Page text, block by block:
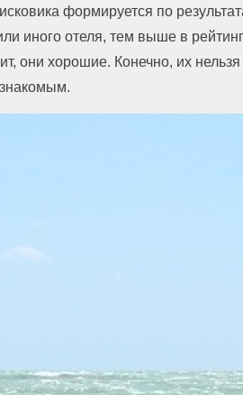
формируется по
иного отеля, тем выше в
они хорошие. Конечно, их